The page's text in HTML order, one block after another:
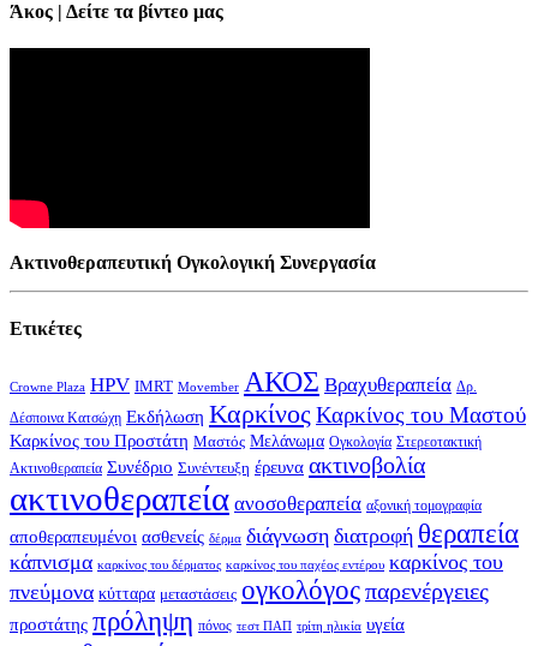
Άκος | Δείτε τα βίντεο μας
Ακτινοθεραπευτική Ογκολογική Συνεργασία
Ετικέτες
Crowne Plaza HPV IMRT Movember ΑΚΟΣ Βραχυθεραπεία Δρ.
Δέσποινα Κατσώχη Εκδήλωση Καρκίνος Καρκίνος του Μαστού
Καρκίνος του Προστάτη Μαστός Μελάνωμα Ογκολογία Στερεοτακτική
Ακτινοθεραπεία Συνέδριο Συνέντευξη έρευνα ακτινοβολία
ακτινοθεραπεία ανοσοθεραπεία αξονική τομογραφία
αποθεραπευμένοι ασθενείς δέρμα διάγνωση διατροφή θεραπεία
κάπνισμα καρκίνος του δέρματος καρκίνος του παχέος εντέρου καρκίνος του
πνεύμονα κύτταρα μεταστάσεις ογκολόγοςπαρενέργειες
προστάτης πρόληψη πόνος τεστ ΠΑΠ τρίτη ηλικία υγεία